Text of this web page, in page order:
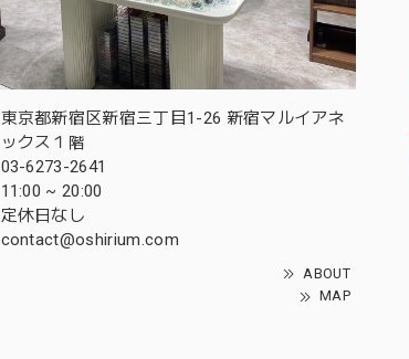
東京都新宿区新宿三丁目1-26 新宿マルイアネ
ックス１階
03-6273-2641
11:00 ~ 20:00
定休日なし
contact@oshirium.com
ABOUT
MAP